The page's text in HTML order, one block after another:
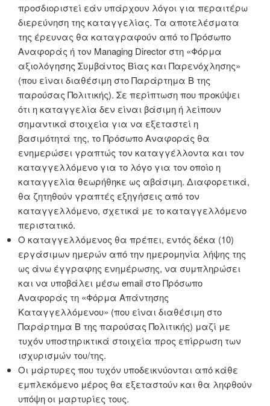
προσδιοριστεί εάν υπάρχουν λόγοι για περαιτέρω
διερεύνηση της καταγγελίας. Τα αποτελέσματα
της έρευνας θα καταγραφούν από το Πρόσωπο
Αναφοράς ή τον Managing Director στη «Φόρμα
αξιολόγησης Συμβάντος Bίας και Παρενόχλησης»
(που είναι διαθέσιμη στο Παράρτημα Β της
παρούσας Πολιτικής). Σε περίπτωση που προκύψει
ότι η καταγγελία δεν είναι βάσιμη ή λείπουν
σημαντικά στοιχεία για να εξεταστεί η
βασιμότητά της, το Πρόσωπο Αναφοράς θα
ενημερώσει γραπτώς τον καταγγέλλοντα και τον
καταγγελλόμενο για το λόγο για τον οποίο η
καταγγελία θεωρήθηκε ως αβάσιμη. Διαφορετικά,
θα ζητηθούν γραπτές εξηγήσεις από τον
καταγγελλόμενο, σχετικά με το καταγγελλόμενο
περιστατικό.
Ο καταγγελλόμενος θα πρέπει, εντός δέκα (10)
εργάσιμων ημερών από την ημερομηνία λήψης της
ως άνω έγγραφης ενημέρωσης, να συμπληρώσει
και να υποβάλει μέσω email στο Πρόσωπο
Αναφοράς τη «Φόρμα Απάντησης
Καταγγελλόμενου» (που είναι διαθέσιμη στο
Παράρτημα Β της παρούσας Πολιτικής) μαζί με
τυχόν υποστηρικτικά στοιχεία προς επίρρωση των
ισχυρισμών του/της.
Οι μάρτυρες που τυχόν υποδεικνύονται από κάθε
εμπλεκόμενο μέρος θα εξεταστούν και θα ληφθούν
υπόψη οι μαρτυρίες τους.